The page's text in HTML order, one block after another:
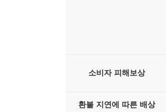
소비자 피해보상
환불 지연에 따른 배상